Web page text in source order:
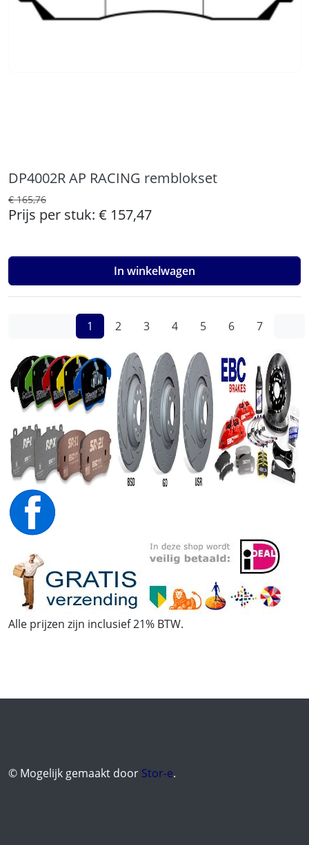
DP4002R AP RACING remblokset
€ 165,76
Prijs per stuk: € 157,47
In winkelwagen
1 (current)
2 3 4 5 6 7
Alle prijzen zijn inclusief 21% BTW.
© Mogelijk gemaakt door Stor-e.